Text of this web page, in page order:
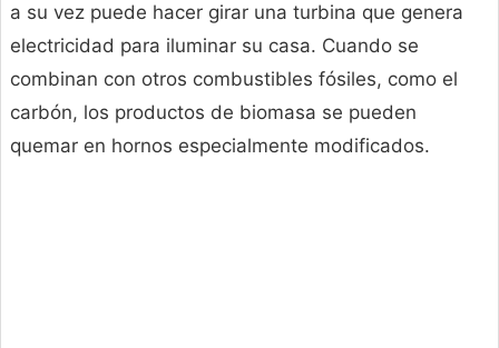
a su vez puede hacer girar una turbina que genera
electricidad para iluminar su casa. Cuando se
combinan con otros combustibles fósiles, como el
carbón, los productos de biomasa se pueden
quemar en hornos especialmente modificados.